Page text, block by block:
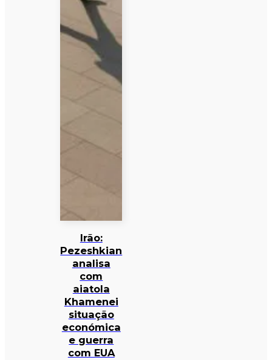
Irão:
Pezeshkian
analisa
com
aiatola
Khamenei
situação
económica
e guerra
com EUA